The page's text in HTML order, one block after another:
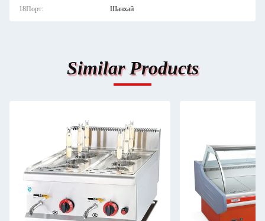
18Порт: Шанхай
Similar Products